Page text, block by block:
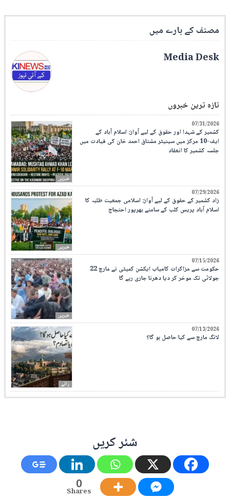
مصنف کے بارے میں
Media Desk
تازہ ترین خبروں
خبریں
07/31/2026
کشمیر کے شہدا اور حقوق کے لیے آواز: اسلام آباد کے
ایف-10 مرکز میں سینیٹر مشتاق احمد خان کی قیادت میں
جلسہ کشمیر کا انعقاد
خبریں
07/29/2026
زاد کشمیر کے حقوق کے لیے آواز: اسلامی جمعیت طلبہ کا
اسلام آباد پریس کلب کے سامنے بھرپور احتجاج
خبریں
07/15/2026
حکومت سے مزاکرات کامیاب ایکشن کمیٹی نے مارچ 22
جولائی تک موخر کر دیا دھرنا جاری رہے گا
رائے
07/13/2026
لانگ مارچ سے کیا حاصل ہو گا؟
شئر کریں
0
Shares